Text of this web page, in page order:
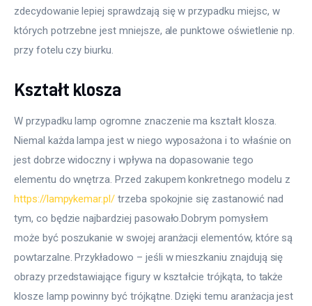
zdecydowanie lepiej sprawdzają się w przypadku miejsc, w
których potrzebne jest mniejsze, ale punktowe oświetlenie np.
przy fotelu czy biurku.
Kształt klosza
W przypadku lamp ogromne znaczenie ma kształt klosza.
Niemal każda lampa jest w niego wyposażona i to właśnie on
jest dobrze widoczny i wpływa na dopasowanie tego
elementu do wnętrza. Przed zakupem konkretnego modelu z
https://lampykemar.pl/ trzeba spokojnie się zastanowić nad
tym, co będzie najbardziej pasowało.Dobrym pomysłem
może być poszukanie w swojej aranżacji elementów, które są
powtarzalne. Przykładowo – jeśli w mieszkaniu znajdują się
obrazy przedstawiające figury w kształcie trójkąta, to także
klosze lamp powinny być trójkątne. Dzięki temu aranżacja jest